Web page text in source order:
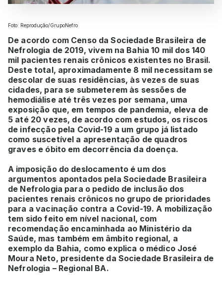
Foto: Reprodução/GrupoNefro
De acordo com Censo da Sociedade Brasileira de
Nefrologia de 2019, vivem na Bahia 10 mil dos 140
mil pacientes renais crônicos existentes no Brasil.
Deste total, aproximadamente 8 mil necessitam se
descolar de suas residências, às vezes de suas
cidades, para se submeterem às sessões de
hemodiálise até três vezes por semana, uma
exposição que, em tempos de pandemia, eleva de
5 até 20 vezes, de acordo com estudos, os riscos
de infecção pela Covid-19 a um grupo já listado
como suscetível a apresentação de quadros
graves e óbito em decorrência da doença.
A imposição do deslocamento é um dos
argumentos apontados pela Sociedade Brasileira
de Nefrologia para o pedido de inclusão dos
pacientes renais crônicos no grupo de prioridades
para a vacinação contra a Covid-19. A mobilização
tem sido feito em nível nacional, com
recomendação encaminhada ao Ministério da
Saúde, mas também em âmbito regional, a
exemplo da Bahia, como explica o médico José
Moura Neto, presidente da Sociedade Brasileira de
Nefrologia – Regional BA.